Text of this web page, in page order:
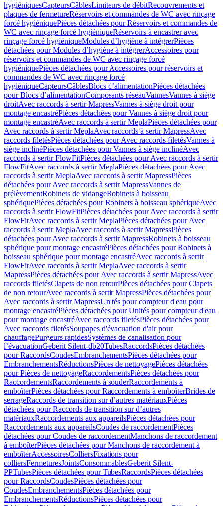
hygiéniquesCapteursCâblesLimiteurs de débitRecouvrements et
plaques de fermetureRéservoirs et commandes de WC avec rinçage
forcé hygiéniquePièces détachées pour Réservoirs et commandes de
WC avec rinçage forcé hygiéniqueRéservoirs à encastrer avec
rinçage forcé hygiéniqueModules d’hygiène à intégrerPièces
détachées pour Modules d’hygiène à intégrerAccessoires pour
réservoirs et commandes de WC avec rinçage forcé
hygiéniquePièces détachées pour Accessoires pour réservoirs et
commandes de WC avec rinçage forcé
hygiéniqueCapteursCâblesBlocs d’alimentationPièces détachées
pour Blocs d’alimentationComposants réseauVannesVannes à siège
droitAvec raccords à sertir MapressVannes à siège droit pour
montage encastréPièces détachées pour Vannes à siège droit pour
montage encastréAvec raccords à sertir MeplaPièces détachées pour
Avec raccords à sertir MeplaAvec raccords à sertir MapressAvec
raccords filetésPièces détachées pour Avec raccords filetésVannes à
siège inclinéPièces détachées pour Vannes à siège inclinéAvec
raccords à sertir FlowFitPièces détachées pour Avec raccords à sertir
FlowFitAvec raccords à sertir MeplaPièces détachées pour Avec
raccords à sertir MeplaAvec raccords à sertir MapressPièces
détachées pour Avec raccords à sertir MapressVannes de
prélèvementRobinets de vidangeRobinets à boisseau
sphériquePièces détachées pour Robinets à boisseau sphériqueAvec
raccords à sertir FlowFitPièces détachées pour Avec raccords à sertir
FlowFitAvec raccords à sertir MeplaPièces détachées pour Avec
raccords à sertir MeplaAvec raccords à sertir MapressPièces
détachées pour Avec raccords à sertir MapressRobinets à boisseau
sphérique pour montage encastréPièces détachées pour Robinets à
boisseau sphérique pour montage encastréAvec raccords à sertir
FlowFitAvec raccords à sertir MeplaAvec raccords à sertir
MapressPièces détachées pour Avec raccords à sertir MapressAvec
raccords filetésClapets de non retourPièces détachées pour Clapets
de non retourAvec raccords à sertir MapressPièces détachées pour
Avec raccords à sertir MapressUnités pour compteur d'eau pour
montage encastréPièces détachées pour Unités pour compteur d'eau
pour montage encastréAvec raccords filetésPièces détachées pour
Avec raccords filetésSoupapes d'évacuation d'air pour
chauffagePurgeurs rapidesSystèmes de canalisation pour
l’évacuationGeberit Silent-db20TubesRaccordsPièces détachées
pour RaccordsCoudesEmbranchementsPièces détachées pour
EmbranchementsRéductionsPièces de nettoyagePièces détachées
pour Pièces de nettoyageRaccordementsPièces détachées pour
RaccordementsRaccordements à souderRaccordements à
emboîterPièces détachées pour Raccordements à emboîterBrides de
serrageRaccords de transition sur d’autres matériauxPièces
détachées pour Raccords de transition sur d’autres
matériauxRaccordements aux appareilsPièces détachées pour
Raccordements aux appareilsCoudes de raccordementPièces
détachées pour Coudes de raccordementManchons de raccordement
à emboîterPièces détachées pour Manchons de raccordement à
emboîterAccessoiresColliersFixations pour
colliersFermeturesJointsConsommablesGeberit Silent-
PPTubesPièces détachées pour TubesRaccordsPièces détachées
pour RaccordsCoudesPièces détachées pour
CoudesEmbranchementsPièces détachées pour
EmbranchementsRéductionsPièces détachées pour